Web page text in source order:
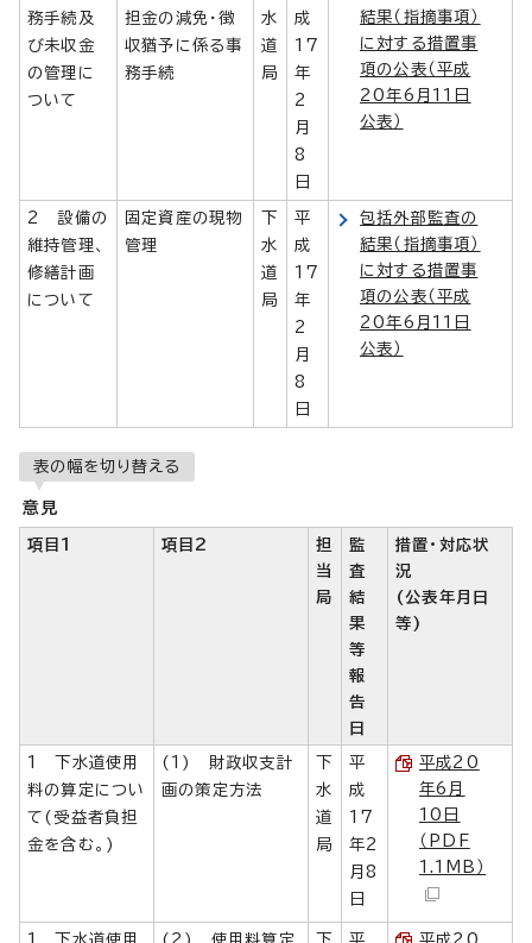
務手続及
び未収金
の管理に
ついて
担金の減免・徴
収猶予に係る事
務手続
水
道
局
成
17
年
2
月
8
日
結果（指摘事項）
に対する措置事
項の公表（平成
20年6月11日
公表）
2 設備の
維持管理、
修繕計画
について
固定資産の現物
管理
下
水
道
局
平
成
17
年
2
月
8
日
包括外部監査の
結果（指摘事項）
に対する措置事
項の公表（平成
20年6月11日
公表）
表の幅を切り替える
意見
項目1 項目2
担
当
局
監
査
結
果
等
報
告
日
措置・対応状
況
(公表年月日
等)
1 下水道使用
料の算定につい
て(受益者負担
金を含む。)
(1) 財政収支計
画の策定方法
下
水
道
局
平
成
17
年2
月8
日
平成20
年6月
10日
（PDF
1.1MB）
1 下水道使用
(2) 使用料算定
下
平
平成20